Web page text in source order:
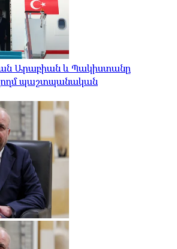
Արաբիան և Պակիստանը
պաշտպանական